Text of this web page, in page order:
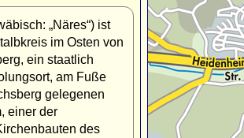
„Näres“) ist
im Osten von
ein staatlich
am Fuße
gelegenen
einer der
des